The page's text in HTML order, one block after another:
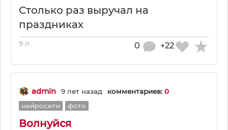
Столько раз выручал на
праздниках
9 л +22
0
admin 9 лет назад комментариев: 0
нейросети
фото
Волнуйся